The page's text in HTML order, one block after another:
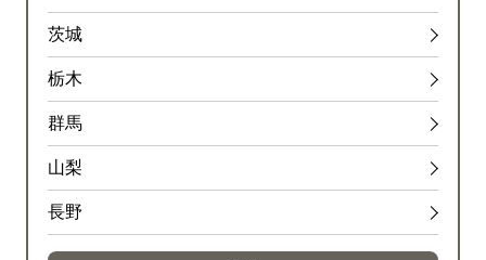
茨城
栃木
群馬
山梨
長野